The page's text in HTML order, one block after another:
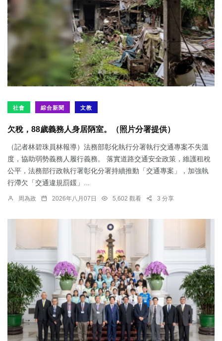
社會 綜合新聞 文教
欠稅，88歲義務人身居陃室。（照片分署提供）
（記者林碧珠員林報導）法務部彰化執行分署執行交通專案不失溫
度，協助弱勢義務人履行義務。 落實道路交通安全政策，維護租稅
公平，法務部行政執行署彰化分署持續推動「交通專案」，加強執
行滯欠「交通違規罰鍰」...
周為政 2026年八月07日 5,602 觀看 3 分享